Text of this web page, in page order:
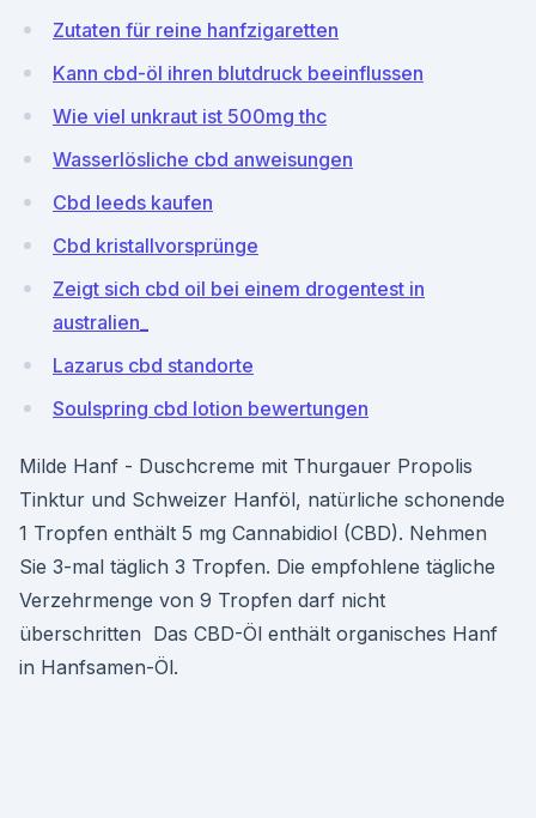
Zutaten für reine hanfzigaretten
Kann cbd-öl ihren blutdruck beeinflussen
Wie viel unkraut ist 500mg thc
Wasserlösliche cbd anweisungen
Cbd leeds kaufen
Cbd kristallvorsprünge
Zeigt sich cbd oil bei einem drogentest in
australien_
Lazarus cbd standorte
Soulspring cbd lotion bewertungen
Milde Hanf - Duschcreme mit Thurgauer Propolis
Tinktur und Schweizer Hanföl, natürliche schonende
1 Tropfen enthält 5 mg Cannabidiol (CBD). Nehmen
Sie 3-mal täglich 3 Tropfen. Die empfohlene tägliche
Verzehrmenge von 9 Tropfen darf nicht
überschritten Das CBD-Öl enthält organisches Hanf
in Hanfsamen-Öl.